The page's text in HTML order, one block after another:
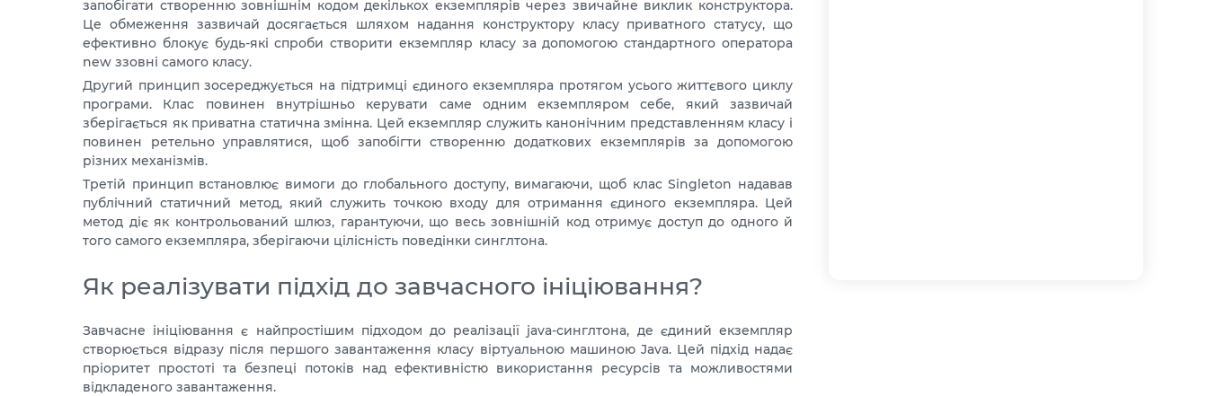
запобігати створенню зовнішнім кодом декількох екземплярів через звичайне виклик конструктора.
Це обмеження зазвичай досягається шляхом надання конструктору класу приватного статусу, що
ефективно блокує будь-які спроби створити екземпляр класу за допомогою стандартного оператора
new ззовні самого класу.
Другий принцип зосереджується на підтримці єдиного екземпляра протягом усього життєвого циклу
програми. Клас повинен внутрішньо керувати саме одним екземпляром себе, який зазвичай
зберігається як приватна статична змінна. Цей екземпляр служить канонічним представленням класу і
повинен ретельно управлятися, щоб запобігти створенню додаткових екземплярів за допомогою
різних механізмів.
Третій принцип встановлює вимоги до глобального доступу, вимагаючи, щоб клас Singleton надавав
публічний статичний метод, який служить точкою входу для отримання єдиного екземпляра. Цей
метод діє як контрольований шлюз, гарантуючи, що весь зовнішній код отримує доступ до одного й
того самого екземпляра, зберігаючи цілісність поведінки синглтона.
Як реалізувати підхід до завчасного ініціювання?
Завчасне ініціювання є найпростішим підходом до реалізації java-синглтона, де єдиний екземпляр
створюється відразу після першого завантаження класу віртуальною машиною Java. Цей підхід надає
пріоритет простоті та безпеці потоків над ефективністю використання ресурсів та можливостями
відкладеного завантаження.